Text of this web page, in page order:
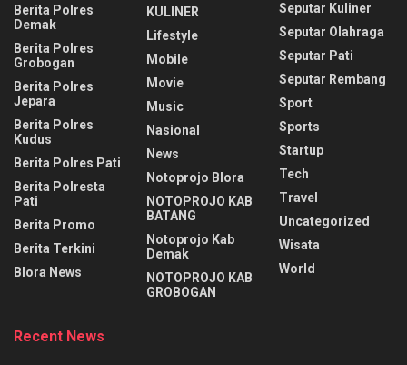
Berita Polres
Demak
Berita Polres
Grobogan
Berita Polres
Jepara
Berita Polres
Kudus
Berita Polres Pati
Berita Polresta
Pati
Berita Promo
Berita Terkini
Blora News
KULINER
Lifestyle
Mobile
Movie
Music
Nasional
News
Notoprojo Blora
NOTOPROJO KAB
BATANG
Notoprojo Kab
Demak
NOTOPROJO KAB
GROBOGAN
Seputar Kuliner
Seputar Olahraga
Seputar Pati
Seputar Rembang
Sport
Sports
Startup
Tech
Travel
Uncategorized
Wisata
World
Recent News